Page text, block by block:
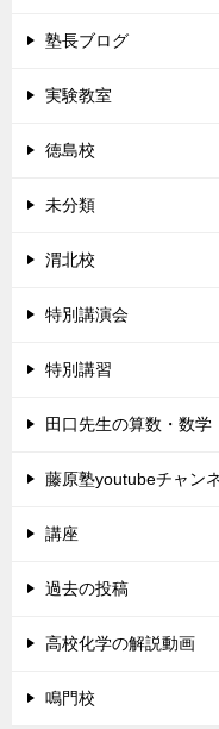
塾長ブログ
実験教室
徳島校
未分類
渭北校
特別講演会
特別講習
田口先生の算数・数学
藤原塾youtubeチャン
講座
過去の投稿
高校化学の解説動画
鳴門校